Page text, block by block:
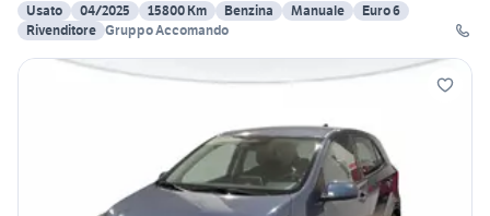
Usato
04/2025 15800 Km Benzina Manuale
Euro 6
Rivenditore Gruppo Accomando